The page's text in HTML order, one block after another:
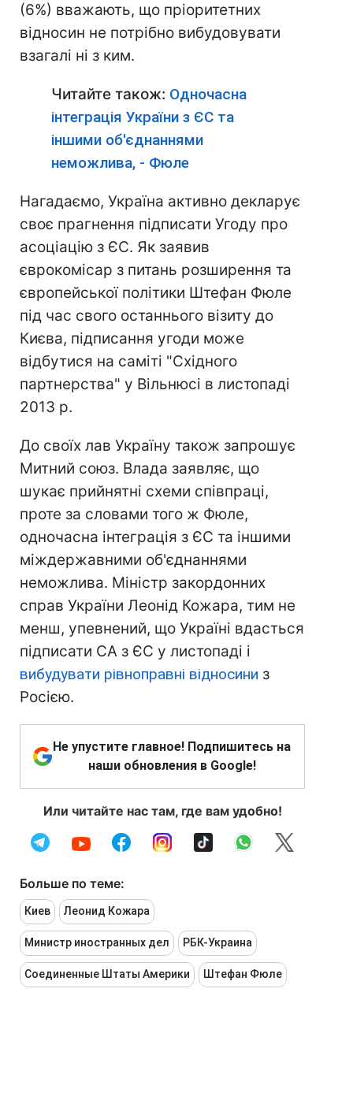
(6%) вважають, що пріоритетних
відносин не потрібно вибудовувати
взагалі ні з ким.
Читайте також: Одночасна
інтеграція України з ЄС та
іншими об'єднаннями
неможлива, - Фюле
Нагадаємо, Україна активно декларує
своє прагнення підписати Угоду про
асоціацію з ЄС. Як заявив
єврокомісар з питань розширення та
європейської політики Штефан Фюле
під час свого останнього візиту до
Києва, підписання угоди може
відбутися на саміті "Східного
партнерства" у Вільнюсі в листопаді
2013 р.
До своїх лав Україну також запрошує
Митний союз. Влада заявляє, що
шукає прийнятні схеми співпраці,
проте за словами того ж Фюле,
одночасна інтеграція з ЄС та іншими
міждержавними об'єднаннями
неможлива. Міністр закордонних
справ України Леонід Кожара, тим не
менш, упевнений, що Україні вдасться
підписати СА з ЄС у листопаді і
вибудувати рівноправні відносини з
Росією.
Не упустите главное! Подпишитесь на
наши обновления в Google!
Или читайте нас там, где вам удобно!
Больше по теме:
Киев Леонид Кожара
Министр иностранных дел РБК-Украина
Соединенные Штаты Америки Штефан Фюле